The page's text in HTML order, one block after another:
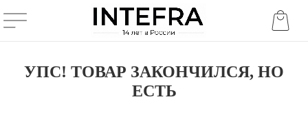
УПС! ТОВАР ЗАКОНЧИЛСЯ, НО
ЕСТЬ